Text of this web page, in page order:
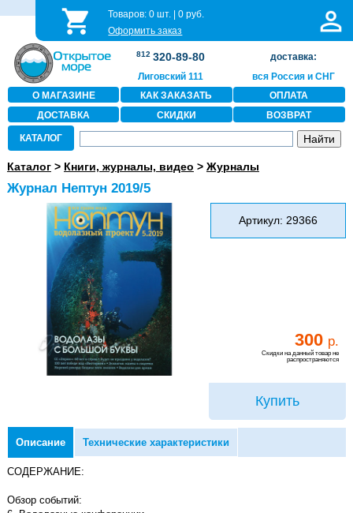
Товаров:0 шт. |0 руб.
Оформить заказ
812 320-89-80
Лиговский 111
доставка:
вся Россия и СНГ
О МАГАЗИНЕ
КАК ЗАКАЗАТЬ
ОПЛАТА
ДОСТАВКА
СКИДКИ ВОЗВРАТ
КАТАЛОГ
Каталог> Книги, журналы, видео > Журналы
Журнал Нептун 2019/5
Артикул: 29366
300 р.
Скидки на данный товар не
распространяются
Купить
Описание Технические характеристики
СОДЕРЖАНИЕ:
Обзор событий: